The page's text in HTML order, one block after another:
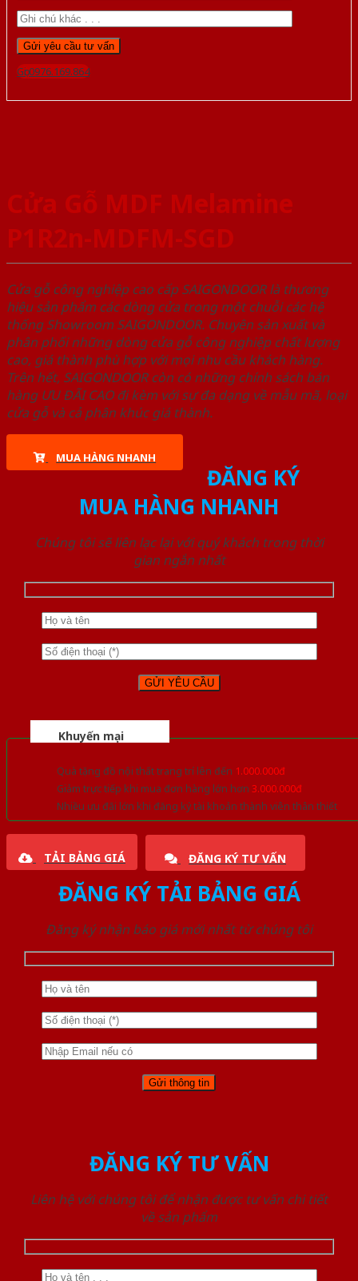
Gọi 0976.169.864
Cửa Gỗ MDF Melamine
P1R2n-MDFM-SGD
Cửa gỗ công nghiệp cao cấp SAIGONDOOR là thương
hiệu sản phẩm các dòng cửa trong một chuỗi các hệ
thống Showroom SAIGONDOOR. Chuyên sản xuất và
phân phối những dòng cửa gỗ công nghiệp chất lượng
cao, giá thành phù hợp với mọi nhu cầu khách hàng.
Trên hết, SAIGONDOOR còn có những chính sách bán
hàng ƯU ĐÃI CAO đi kèm với sự đa dạng về mẫu mã, loại
cửa gỗ và cả phân khúc giá thành.
MUA HÀNG NHANH
ĐĂNG KÝ
MUA HÀNG NHANH
Chúng tôi sẽ liên lạc lại với quý khách trong thời
gian ngắn nhất
Khuyến mại
Quà tặng đồ nội thất trang trí lên đến 1.000.000đ
Giảm trực tiếp khi mua đơn hàng lớn hơn 3.000.000đ
Nhiều ưu đãi lớn khi đăng ký tài khoản thành viên thân thiết
TẢI BẢNG GIÁ ĐĂNG KÝ TƯ VẤN
ĐĂNG KÝ TẢI BẢNG GIÁ
Đăng ký nhận báo giá mới nhất từ chúng tôi
ĐĂNG KÝ TƯ VẤN
Liên hệ với chúng tôi để nhận được tư vấn chi tiết
về sản phẩm